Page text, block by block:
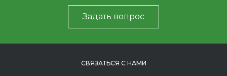
Задать вопрос
СВЯЗАТЬСЯ С НАМИ